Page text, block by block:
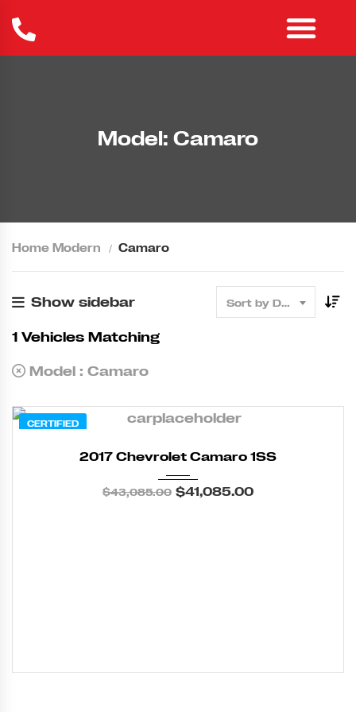
Model: Camaro
Home Modern Camaro
Show sidebar Sort by Date
1 Vehicles Matching
Model : Camaro
CERTIFIED
2017 Chevrolet Camaro 1SS
$43,085.00 $41,085.00